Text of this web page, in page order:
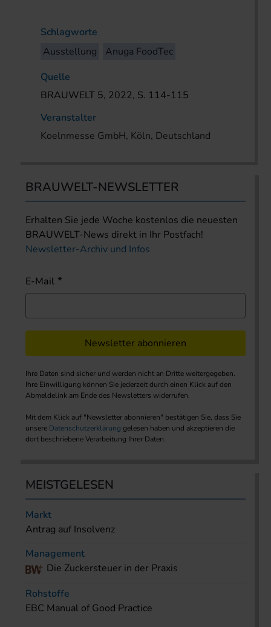
Schlagworte
Ausstellung
Anuga FoodTec
Quelle
BRAUWELT 5, 2022, S. 114-115
Veranstalter
Koelnmesse GmbH, Köln, Deutschland
BRAUWELT-NEWSLETTER
Erhalten Sie jede Woche kostenlos die neuesten
BRAUWELT-News direkt in Ihr Postfach!
Newsletter-Archiv und Infos
E-Mail
Newsletter abonnieren
Ihre Daten sind sicher und werden nicht an Dritte weitergegeben.
Ihre Einwilligung können Sie jederzeit durch einen Klick auf den
Abmeldelink am Ende des Newsletters widerrufen.
Mit dem Klick auf "Newsletter abonnieren" bestätigen Sie, dass Sie
unsere Datenschutzerklärung gelesen haben und akzeptieren die
dort beschriebene Verarbeitung Ihrer Daten.
MEISTGELESEN
Markt
Antrag auf Insolvenz
Management
Die Zuckersteuer in der Praxis
Rohstoffe
EBC Manual of Good Practice